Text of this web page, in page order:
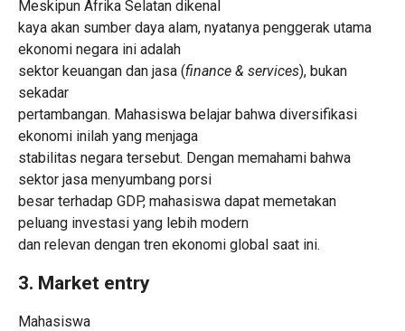
Meskipun Afrika Selatan dikenal
kaya akan sumber daya alam, nyatanya penggerak utama
ekonomi negara ini adalah
sektor keuangan dan jasa (finance & services), bukan
sekadar
pertambangan. Mahasiswa belajar bahwa diversifikasi
ekonomi inilah yang menjaga
stabilitas negara tersebut. Dengan memahami bahwa
sektor jasa menyumbang porsi
besar terhadap GDP, mahasiswa dapat memetakan
peluang investasi yang lebih modern
dan relevan dengan tren ekonomi global saat ini.
3. Market entry
Mahasiswa